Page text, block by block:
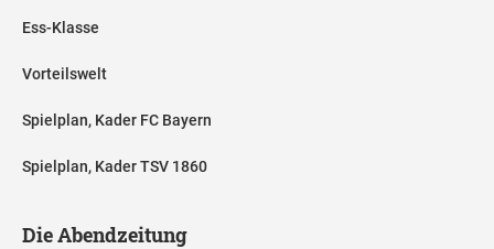
Ess-Klasse
Vorteilswelt
Spielplan, Kader FC Bayern
Spielplan, Kader TSV 1860
Die Abendzeitung